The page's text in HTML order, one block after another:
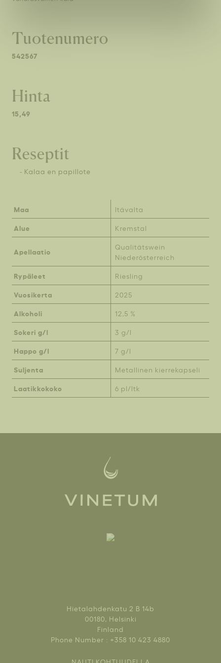
Tuotenumero
542567
Hinta
15,49
Reseptit
- Kalaa en papillote
Maa Itävalta
Alue Kremstal
Apellaatio
Qualitätswein
Niederösterreich
Rypäleet Riesling
Vuosikerta 2025
Alkoholi 12,5 %
Sokeri g/l 3 g/l
Happo g/l 7 g/l
Suljenta Metallinen kierrekapseli
Laatikkokoko 6 pl/ltk
Hietalahdenkatu 2 B 14b
00180, Helsinki
Finland
Phone Number : +358 10 423 4880